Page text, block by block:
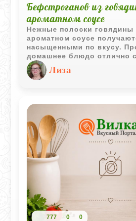
Бефстроганов из
ароматном соусе
Нежные полоски говядины
ароматном соусе
насыщенными по вкусу.
домашнее блюдо отлично
картофельным пюре,
овощами.
Лиза
777 0 0